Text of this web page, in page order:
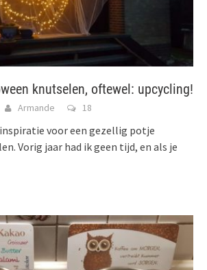
knutselen, oftewel: upcycling!
Armande 18
voor een gezellig potje
Vorig jaar had ik geen tijd, en als je